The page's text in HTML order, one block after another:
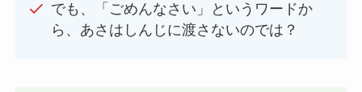
でも、「ごめんなさい」というワードか
ら、あさはしんじに渡さないのでは？